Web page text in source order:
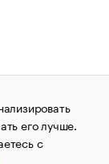
прав
Сообщения
в сфере
ИА
его лучше.
с